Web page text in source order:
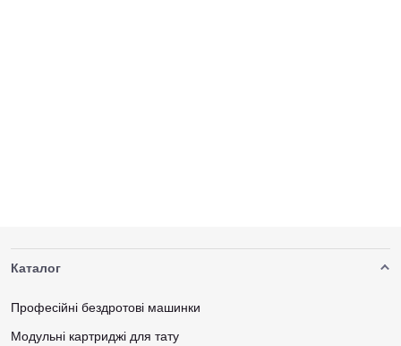
Каталог
Професійні бездротові машинки
Модульні картриджі для тату